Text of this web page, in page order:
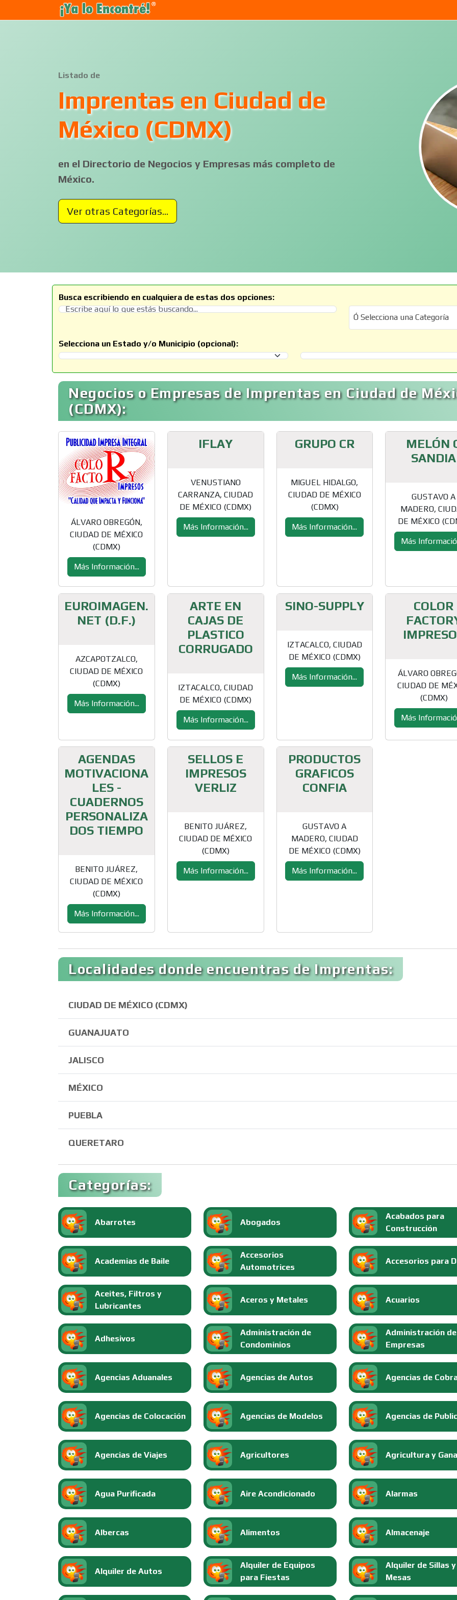
Listado de
Imprentas en Ciudad de
México (CDMX)
en el Directorio de Negocios y Empresas más completo de
México.
Ver otras Categorías...
Busca escribiendo en cualquiera de estas dos opciones:
Ó Selecciona una Categoría
Ó Selecciona una Categoría
Selecciona un Estado y/o Municipio (opcional):
Selecciona un Estado
Selecciona un Municipio
Negocios o Empresas de Imprentas en Ciudad de
(CDMX):
ÁLVARO OBREGÓN,
CIUDAD DE MÉXICO
(CDMX)
Más Información...
IFLAY
VENUSTIANO
CARRANZA, CIUDAD
DE MÉXICO (CDMX)
Más Información...
GRUPO CR
MIGUEL HIDALGO,
CIUDAD DE MÉXICO
(CDMX)
Más Información...
MELÓN
SANDIA
GUSTAVO A
MADERO,
DE MÉXICO
Más
EUROIMAGEN.
NET (D.F.)
AZCAPOTZALCO,
CIUDAD DE MÉXICO
(CDMX)
Más Información...
ARTE EN
CAJAS DE
PLASTICO
CORRUGADO
IZTACALCO, CIUDAD
DE MÉXICO (CDMX)
Más Información...
SINO-SUPPLY
IZTACALCO, CIUDAD
DE MÉXICO (CDMX)
Más Información...
COLOR
ÁLVARO
CIUDAD DE
(CDMX)
Más
AGENDAS
MOTIVACIONA
LES -
CUADERNOS
PERSONALIZA
DOS TIEMPO
BENITO JUÁREZ,
CIUDAD DE MÉXICO
(CDMX)
Más Información...
SELLOS E
IMPRESOS
VERLIZ
BENITO JUÁREZ,
CIUDAD DE MÉXICO
(CDMX)
Más Información...
PRODUCTOS
GRAFICOS
CONFIA
GUSTAVO A
MADERO, CIUDAD
DE MÉXICO (CDMX)
Más Información...
Localidades donde encuentras de Imprentas:
CIUDAD DE MÉXICO (CDMX)
GUANAJUATO
JALISCO
MÉXICO
PUEBLA
QUERETARO
Categorías:
Abarrotes Abogados
Acabados para
Construcción
Academias de Baile
Accesorios
Automotrices
Accesorios para
Aceites, Filtros y
Lubricantes
Aceros y Metales Acuarios
Adhesivos
Administración de
Condominios
Administración de
Empresas
Agencias Aduanales Agencias de Autos Agencias de
Agencias de Colocación Agencias de Modelos Agencias de
Agencias de Viajes Agricultores Agricultura y
Agua Purificada Aire Acondicionado Alarmas
Albercas Alimentos Almacenaje
Alquiler de Autos
Alquiler de Equipos
para Fiestas
Alquiler de Sillas y
Mesas